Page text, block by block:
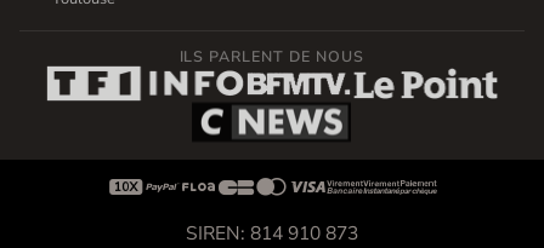
ILS PARLENT DE NOUS

SIREN: 814 910 873